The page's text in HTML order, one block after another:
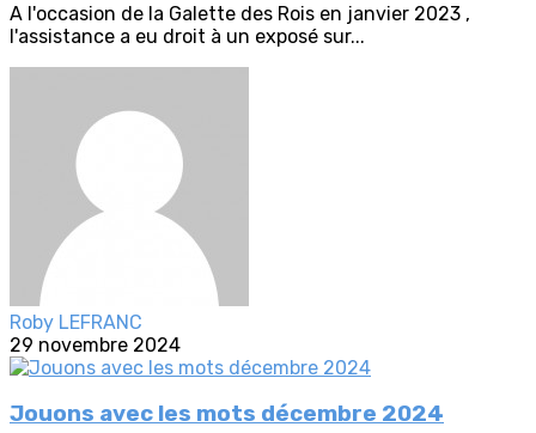
A l'occasion de la Galette des Rois en janvier 2023 ,
l'assistance a eu droit à un exposé sur...
Roby LEFRANC
29 novembre 2024
Jouons avec les mots décembre 2024